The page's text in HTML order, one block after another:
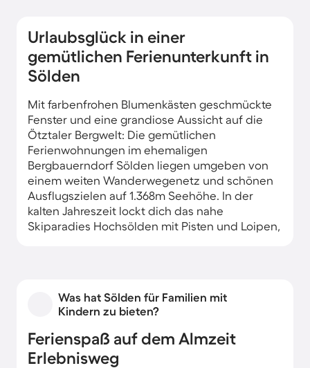
Urlaubsglück in einer
gemütlichen Ferienunterkunft in
Sölden
Mit farbenfrohen Blumenkästen geschmückte
Fenster und eine grandiose Aussicht auf die
Ötztaler Bergwelt: Die gemütlichen
Ferienwohnungen im ehemaligen
Bergbauerndorf Sölden liegen umgeben von
einem weiten Wanderwegenetz und schönen
Ausflugszielen auf 1.368m Seehöhe. In der
kalten Jahreszeit lockt dich das nahe
Skiparadies Hochsölden mit Pisten und Loipen,
Was hat Sölden für Familien mit
Kindern zu bieten?
Ferienspaß auf dem Almzeit
Erlebnisweg